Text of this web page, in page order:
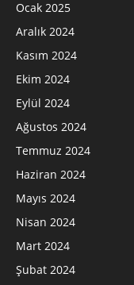
Ocak 2025
Aralık 2024
Kasım 2024
Ekim 2024
Eylül 2024
Ağustos 2024
Temmuz 2024
Haziran 2024
Mayıs 2024
Nisan 2024
Mart 2024
Şubat 2024